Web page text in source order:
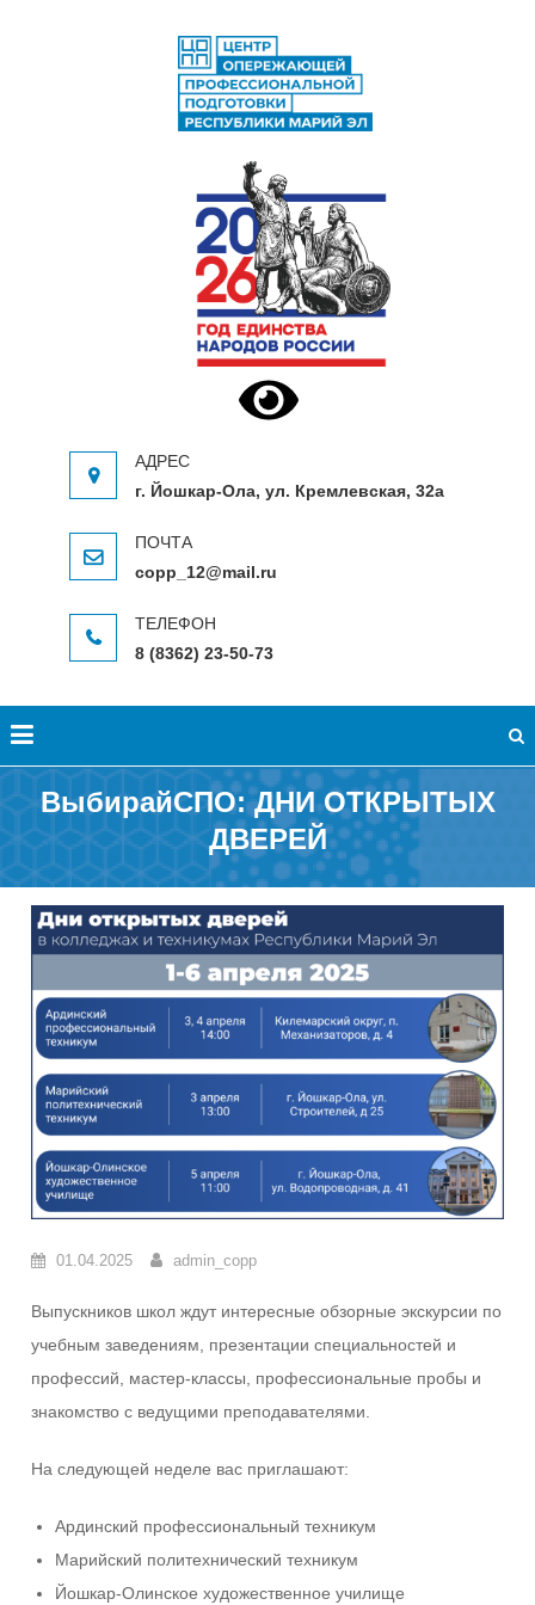
ЦЕНТР ОПЕРЕЖАЮЩЕЙ
Центр опережающей профессиональной
г. Йошкар-Ола, ул. Кремлевская, 32а
copp_12@mail.ru
8 (8362) 23-50-73
ВыбирайСПО: ДНИ ОТКРЫТЫХ
ДВЕРЕЙ
01.04.2025 admin_copp
Выпускников школ ждут интересные обзорные экскурсии по
учебным заведениям, презентации специальностей и
профессий, мастер-классы, профессиональные пробы и
знакомство с ведущими преподавателями.
На следующей неделе вас приглашают:
Ардинский профессиональный техникум
Марийский политехнический техникум
Йошкар-Олинское художественное училище